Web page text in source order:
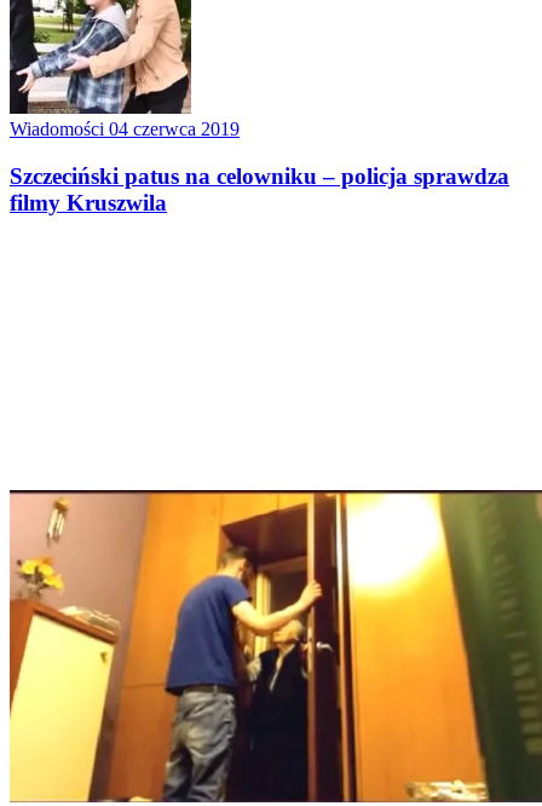
Wiadomości 04 czerwca 2019
Szczeciński patus na celowniku – policja sprawdza
filmy Kruszwila